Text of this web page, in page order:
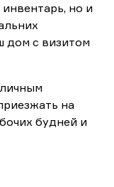
но и
дом с визитом
на
будней и